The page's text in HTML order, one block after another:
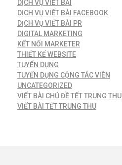
DỊCH VỤ VIẾT BÀI
DỊCH VỤ VIẾT BÀI FACEBOOK
DỊCH VỤ VIẾT BÀI PR
DIGITAL MARKETING
KẾT NỐI MARKETER
THIẾT KẾ WEBSITE
TUYỂN DỤNG
TUYỂN DỤNG CỘNG TÁC VIÊN
UNCATEGORIZED
VIẾT BÀI CHỦ ĐỀ TẾT TRUNG THU
VIẾT BÀI TẾT TRUNG THU